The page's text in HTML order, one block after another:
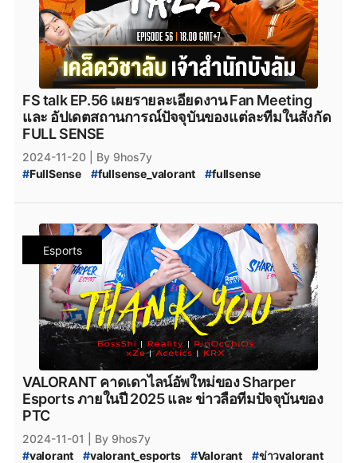
VALORANT_MiTH_CGRS # CGRS_ไปไหน
CGRS_ใส่นัวห์ #MiTH_เลิกทำทีม
MiTH_VALORANT_ผู้เล่น #MiTH_VALORANT_ไลน์อัพ
Riot #riotgames #VALORANT_Episode_9_act_3
VALORANT_Episode_9
#VALORANT_Episode_9_ACT_III
# VALORANT_Challengers_Ascension_2025_Pacific
#VALORANT_Challengers_Ascension
FS talk EP.56 เผยรายละเอียดงาน Fan Meeting
และ อัปเดตสถานการณ์ปัจจุบันของแต่ละทีมในสังกัด
FULL SENSE
2024-11-20
| By 9hos7y
#FullSense #fullsense_valorant #fullsense
FENCE #FS_Meeting #FULL_SENSE_Meeting
FULL_SENSE_Drama #FULL_SENSE_ดราม่า #valorant
valorant_esports #Valorant #ข่าวvalorant # rov
RoV #RoV_Esports #rov_esports #ข่าวrov
PARAVOX #Paravox #RoV_FULL_SENSE
FULL_SENSE_RoV #FULL_SENSE_PARAVOX #soop
SOOP #VALORANT_Ascension_Pacific_2024
VALORANT_Ascension_2024 #VCT_League_2025
VCT_2025 ทีมvalorant #valorantทีมไทย
Riot
# เกมriotgames #riotgames #FPSThailand #fps
#FPS #youtube #Youtube #LoL #leagueoflegends
Esports
VALORANT คาดเดาไลน์อัพใหม่ของ Sharper
Esports ภายในปี 2025 และ ข่าวลือทีมปัจจุบันของ
PTC
2024-11-01
| By 9hos7y
#valorant #valorant_esports #Valorant #ข่าวvalorant